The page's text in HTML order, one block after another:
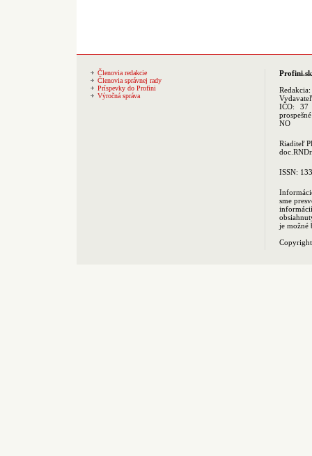
Členovia redakcie
Členovia správnej rady
Príspevky do Profini
Výročná správa
Profini.sk
Redakcia:
IČO: 37
NO
Riaditeľ
ISSN:
sme
je možné